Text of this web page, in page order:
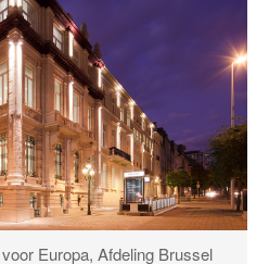
Europa, Afdeling Brussel